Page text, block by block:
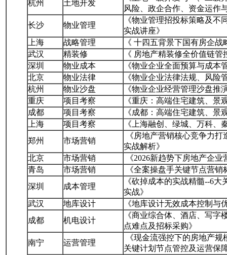
杭州
土地开发
风险、政企合作、资金运作
长沙
物业管理
《物业管理招投标策略及
实战讲座》
上海
战略管理
《 十四五背景下国有房企
武汉
精装修
《 房地产精装修全价值链
深圳
物业成本
《物业企业全面预算与成本
北京
物业法律
《物业企业法律法规、风险
杭州
物业沙盘
《物业企业经营管理沙盘推
重庆
项目考察
《重庆：高端住宅建筑、景
成都
项目考察
《成都：高端住宅建筑、景
上海
项目考察
《上海融创、绿城、万科、
郑州
市场营销
《房地产营销核心竞争力
实战解析》
北京
市场营销
《2026新趋势下房地产企
青岛
市场营销
《全案操盘手关键节点营
深圳
成本管理
《砍掉成本的实战精髓--6
实战》
武汉
地库设计
《地库设计无效成本控制与
成都
机电设计
《商业综合体、酒店、写
点难点及招标采购》
南宁
运营管理
《现金流强控下的房地产
关键计划节点管控及运营保